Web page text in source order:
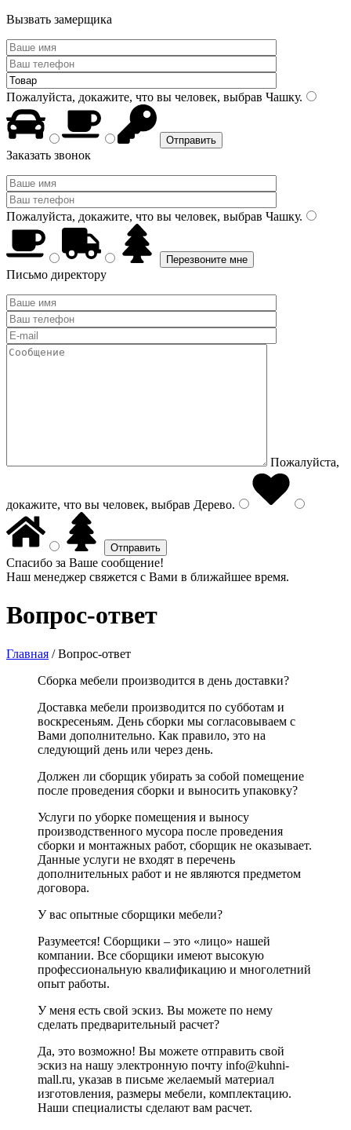
Вызвать замерщика
Пожалуйста, докажите, что вы человек, выбрав Чашку.
Заказать звонок
Пожалуйста, докажите, что вы человек, выбрав Чашку.
Письмо директору
Пожалуйста,
докажите, что вы человек, выбрав Дерево.
Спасибо за Ваше сообщение!
Наш менеджер свяжется с Вами в ближайшее время.
Вопрос-ответ
Главная /Вопрос-ответ
Сборка мебели производится в день доставки?
Доставка мебели производится по субботам и
воскресеньям. День сборки мы согласовываем с
Вами дополнительно. Как правило, это на
следующий день или через день.
Должен ли сборщик убирать за собой помещение
после проведения сборки и выносить упаковку?
Услуги по уборке помещения и выносу
производственного мусора после проведения
сборки и монтажных работ, сборщик не оказывает.
Данные услуги не входят в перечень
дополнительных работ и не являются предметом
договора.
У вас опытные сборщики мебели?
Разумеется! Сборщики – это «лицо» нашей
компании. Все сборщики имеют высокую
профессиональную квалификацию и многолетний
опыт работы.
У меня есть свой эскиз. Вы можете по нему
сделать предварительный расчет?
Да, это возможно! Вы можете отправить свой
эскиз на нашу электронную почту info@kuhni-
mall.ru, указав в письме желаемый материал
изготовления, размеры мебели, комплектацию.
Наши специалисты сделают вам расчет.